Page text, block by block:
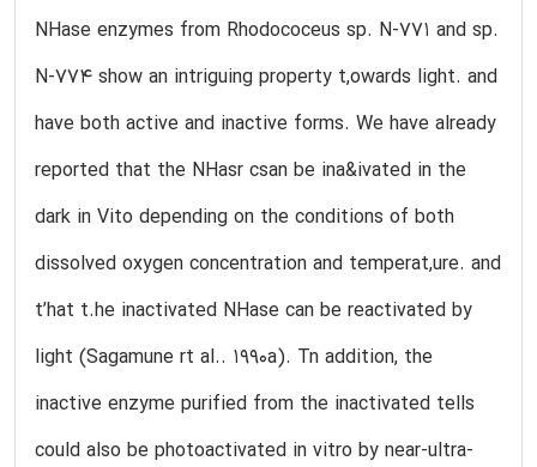
NHase enzymes from Rhodococeus sp. N-771 and sp.
N-774 show an intriguing property t,owards light. and
have both active and inactive forms. We have already
reported that the NHasr csan be ina&ivated in the
dark in Vito depending on the conditions of both
dissolved oxygen concentration and temperat,ure. and
t’hat t.he inactivated NHase can be reactivated by
light (Sagamune rt al.. 1990a). Tn addition, the
inactive enzyme purified from the inactivated tells
could also be photoactivated in vitro by near-ultra-